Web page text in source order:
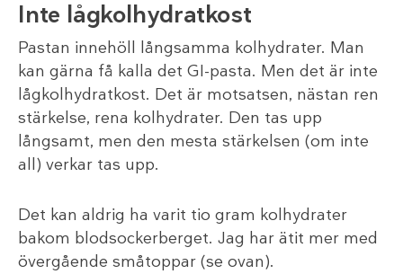
Inte lågkolhydratkost
Pastan innehöll långsamma kolhydrater. Man
kan gärna få kalla det GI-pasta. Men det är inte
lågkolhydratkost. Det är motsatsen, nästan ren
stärkelse, rena kolhydrater. Den tas upp
långsamt, men den mesta stärkelsen (om inte
all) verkar tas upp.
Det kan aldrig ha varit tio gram kolhydrater
bakom blodsockerberget. Jag har ätit mer med
övergående småtoppar (se ovan).